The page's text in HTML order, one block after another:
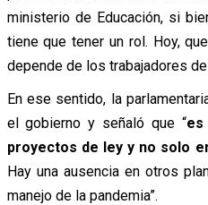
ministerio de Educación, si
tiene que tener un rol. Hoy,
depende de los trabajadores de
En ese sentido, la
el gobierno y señaló que “es
proyectos de ley y no solo
Hay una ausencia en otros
manejo de la pandemia”.